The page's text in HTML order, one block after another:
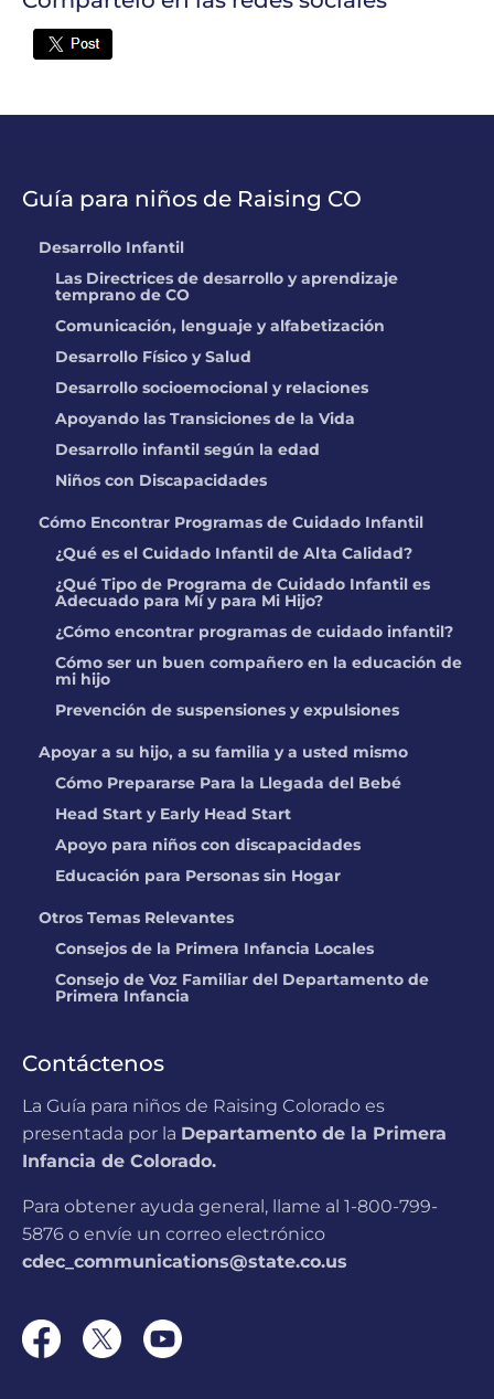
Twitter
Guía para niños de Raising CO
Desarrollo Infantil
Las Directrices de desarrollo y aprendizaje
temprano de CO
Comunicación, lenguaje y alfabetización
Desarrollo Físico y Salud
Desarrollo socioemocional y relaciones
Apoyando las Transiciones de la Vida
Desarrollo infantil según la edad
Niños con Discapacidades
Cómo Encontrar Programas de Cuidado Infantil
¿Qué es el Cuidado Infantil de Alta Calidad?
¿Qué Tipo de Programa de Cuidado Infantil es
Adecuado para Mí y para Mi Hijo?
¿Cómo encontrar programas de cuidado infantil?
Cómo ser un buen compañero en la educación de
mi hijo
Prevención de suspensiones y expulsiones
Apoyar a su hijo, a su familia y a usted mismo
Cómo Prepararse Para la Llegada del Bebé
Head Start y Early Head Start
Apoyo para niños con discapacidades
Educación para Personas sin Hogar
Otros Temas Relevantes
Consejos de la Primera Infancia Locales
Consejo de Voz Familiar del Departamento de
Primera Infancia
Contáctenos
La Guía para niños de Raising Colorado es
presentada por la Departamento de la Primera
Infancia de Colorado.
Para obtener ayuda general, llame al 1-800-799-
5876 o envíe un correo electrónico
cdec_communications@state.co.us